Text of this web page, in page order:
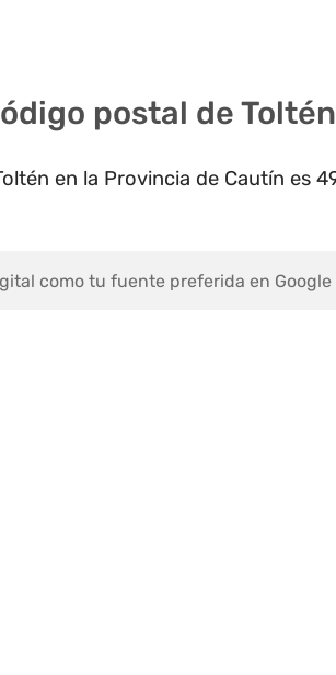
postal de
en la Provincia de Cautín es
como tu fuente preferida en Google